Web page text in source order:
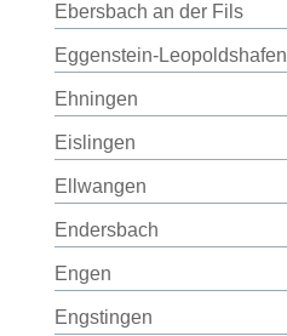
Ebersbach an der Fils
Eggenstein-Leopoldshafen
Ehningen
Eislingen
Ellwangen
Endersbach
Engen
Engstingen